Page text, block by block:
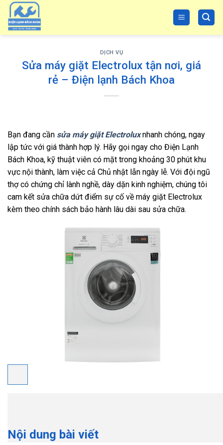
Skip
content
DỊCH VỤ
Sửa máy giặt Electrolux tận nơi, giá
rẻ – Điện lạnh Bách Khoa
Bạn đang cần sửa máy giặt Electroluxnhanh chóng, ngay
lập tức với giá thành hợp lý. Hãy gọi ngay cho Điện Lạnh
Bách Khoa, kỹ thuật viên có mặt trong khoảng 30 phút khu
vực nội thành, làm việc cả Chủ nhật lẫn ngày lễ. Với đội ngũ
thợ có chứng chỉ lành nghề, dày dặn kinh nghiệm, chúng tôi
cam kết sửa chữa dứt điểm sự cố về máy giặt Electrolux
kèm theo chính sách bảo hành lâu dài sau sửa chữa.
Nội dung bài viết